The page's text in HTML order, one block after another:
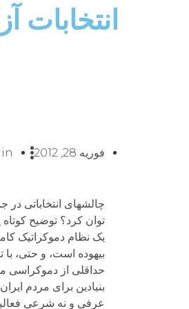
انتخابات
فوریه 28, 2012